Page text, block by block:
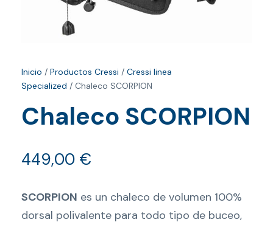
Inicio / Productos Cressi / Cressi linea
Specialized / Chaleco SCORPION
Chaleco SCORPION
449,00 €
SCORPION es un chaleco de volumen 100%
dorsal polivalente para todo tipo de buceo,